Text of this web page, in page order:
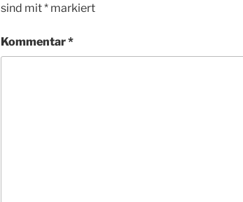
sind mit* markiert
Kommentar*